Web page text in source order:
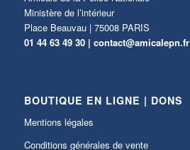
Ministère de l’intérieur
Place Beauvau | 75008 PARIS
01 44 63 49 30 | contact@amicalepn.fr
BOUTIQUE EN LIGNE | DONS
Mentions légales
Conditions générales de vente